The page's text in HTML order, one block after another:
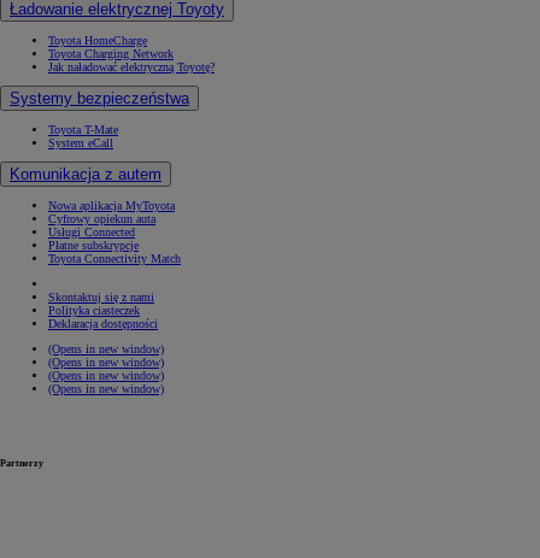
Ładowanie elektrycznej Toyoty
Toyota HomeCharge
Toyota Charging Network
Jak naładować elektryczną Toyotę?
Systemy bezpieczeństwa
Toyota T-Mate
System eCall
Komunikacja z autem
Nowa aplikacja MyToyota
Cyfrowy opiekun auta
Usługi Connected
Płatne subskrypcje
Toyota Connectivity Match
Skontaktuj się z nami
Polityka ciasteczek
Deklaracja dostępności
(Opens in new window)
(Opens in new window)
(Opens in new window)
(Opens in new window)
Partnerzy